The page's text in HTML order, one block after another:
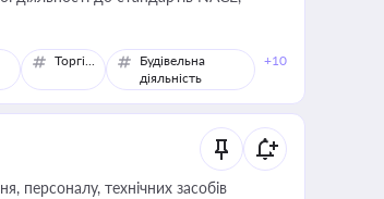
Торгівля
Будівельна
діяльність
+10
персоналу, технічних засобів